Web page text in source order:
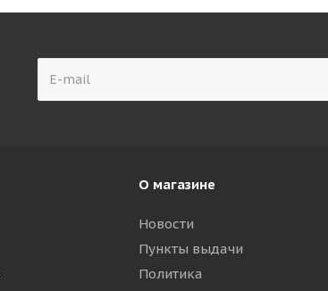
О магазине
Новости
Пункты выдачи
Политика